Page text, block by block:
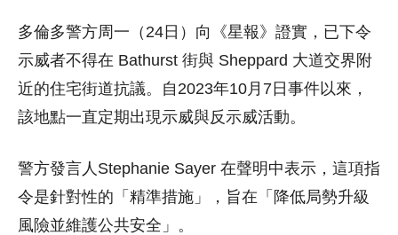
多倫多警方周一（24日）向《星報》證實，已下令
示威者不得在 Bathurst 街與 Sheppard 大道交界附
近的住宅街道抗議。自2023年10月7日事件以來，
該地點一直定期出現示威與反示威活動。
警方發言人Stephanie Sayer 在聲明中表示，這項指
令是針對性的「精準措施」，旨在「降低局勢升級
風險並維護公共安全」。